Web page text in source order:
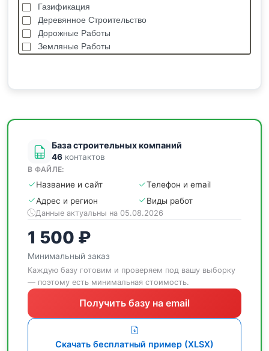
Газификация
Деревянное Строительство
Дорожные Работы
Земляные Работы
База строительных компаний
46 контактов
В ФАЙЛЕ:
Название и сайт
Телефон и email
Адрес и регион
Виды работ
Данные актуальны на 05.08.2026
1 500 ₽
Минимальный заказ
Каждую базу готовим и проверяем под вашу выборку
— поэтому есть минимальная стоимость.
Получить базу на email
Скачать бесплатный пример (XLSX)